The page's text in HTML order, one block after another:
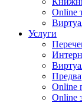
Online
Услуги
Online
Online